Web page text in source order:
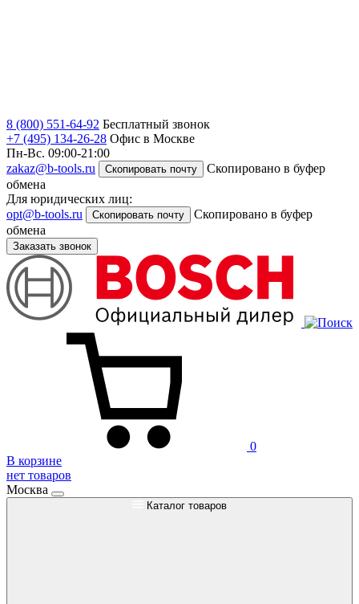
8 (800) 551-64-92 Бесплатный звонок
+7 (495) 134-26-28 Офис в Москве
Пн-Вс. 09:00-21:00
zakaz@b-tools.ru
Скопировать почту
Скопировано в буфер
обмена
Для юридических лиц:
opt@b-tools.ru
Скопировать почту
Скопировано в буфер
обмена
Заказать звонок
0
В корзине
нет товаров
Москва
Каталог товаров